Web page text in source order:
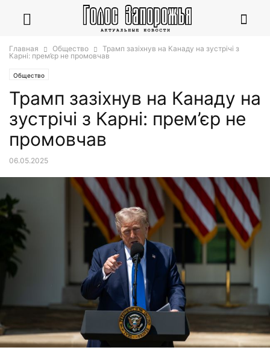
Главная Общество
Трамп зазіхнув на Канаду на зустрічі з
Карні: прем’єр не промовчав
Общество
Трамп зазіхнув на Канаду на
зустрічі з Карні: прем’єр не
промовчав
06.05.2025